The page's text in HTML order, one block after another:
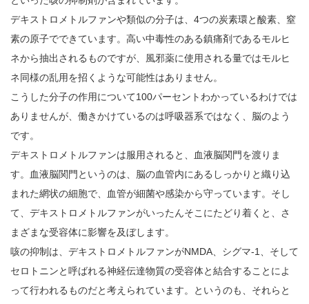
デキストロメトルファンや類似の分子は、4つの炭素環と酸素、窒
素の原子でできています。高い中毒性のある鎮痛剤であるモルヒ
ネから抽出されるものですが、風邪薬に使用される量ではモルヒ
ネ同様の乱用を招くような可能性はありません。
こうした分子の作用について100パーセントわかっているわけでは
ありませんが、働きかけているのは呼吸器系ではなく、脳のよう
です。
デキストロメトルファンは服用されると、血液脳関門を渡りま
す。血液脳関門というのは、脳の血管内にあるしっかりと織り込
まれた網状の細胞で、血管が細菌や感染から守っています。そし
て、デキストロメトルファンがいったんそこにたどり着くと、さ
まざまな受容体に影響を及ぼします。
咳の抑制は、デキストロメトルファンがNMDA、シグマ-1、そして
セロトニンと呼ばれる神経伝達物質の受容体と結合することによ
って行われるものだと考えられています。というのも、それらと